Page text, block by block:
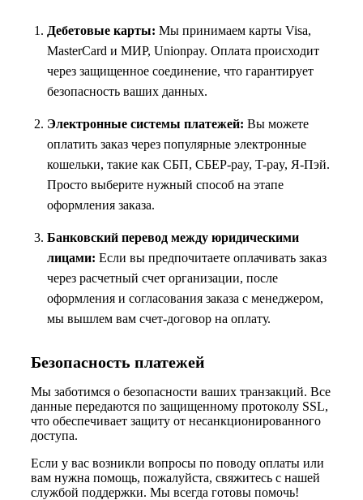
Дебетовые карты: Мы принимаем карты Visa,
MasterCard и МИР, Unionpay. Оплата происходит
через защищенное соединение, что гарантирует
безопасность ваших данных.
Электронные системы платежей: Вы можете
оплатить заказ через популярные электронные
кошельки, такие как СБП, СБЕР-pay, T-pay, Я-Пэй.
Просто выберите нужный способ на этапе
оформления заказа.
Банковский перевод между юридическими
лицами: Если вы предпочитаете оплачивать заказ
через расчетный счет организации, после
оформления и согласования заказа с менеджером,
мы вышлем вам счет-договор на оплату.
Безопасность платежей
Мы заботимся о безопасности ваших транзакций. Все
данные передаются по защищенному протоколу SSL,
что обеспечивает защиту от несанкционированного
доступа.
Если у вас возникли вопросы по поводу оплаты или
вам нужна помощь, пожалуйста, свяжитесь с нашей
службой поддержки. Мы всегда готовы помочь!